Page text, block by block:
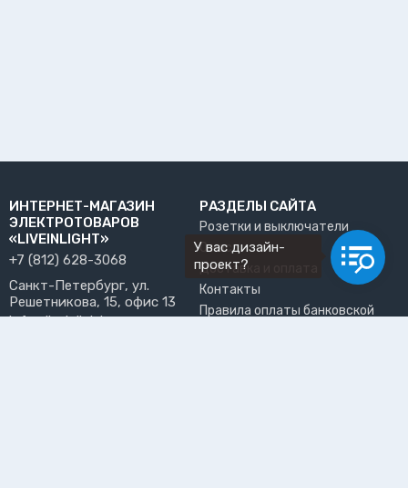
ИНТЕРНЕТ-МАГАЗИН
ЭЛЕКТРОТОВАРОВ
«LIVEINLIGHT»
+7 (812) 628-3068
Санкт-Петербург, ул.
Решетникова, 15, офис 13
info@liveinlight.ru
РАЗДЕЛЫ САЙТА
Розетки и выключатели
О нас
Доставка и оплата
Контакты
Правила оплаты банковской
У вас дизайн-
проект?